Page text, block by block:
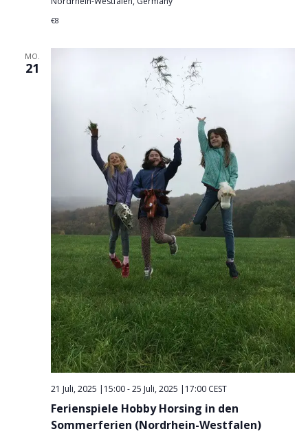
€8
MO.
21
Ferienspiele Hobby Horsing in den
Sommerferien (Nordrhein-Westfalen)
21 Juli, 2025 |15:00-25 Juli, 2025 |17:00 CEST